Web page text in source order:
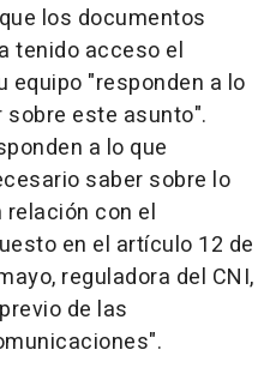
los documentos
tenido acceso el
equipo "responden a lo
este asunto".
a lo que
saber sobre lo
con el
en el artículo 12 de
reguladora del CNI,
de las